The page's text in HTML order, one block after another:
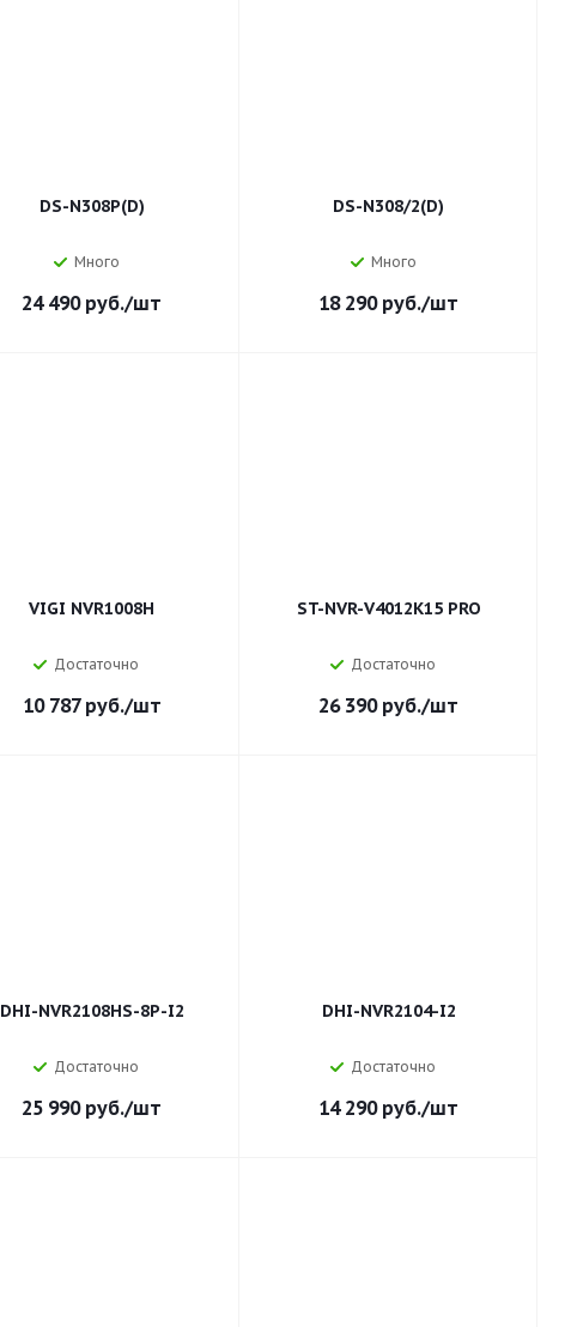
DS-N308P(D)
Много
24 490руб./шт
DS-N308/2(D)
Много
18 290руб./шт
VIGI NVR1008H
Достаточно
10 787руб./шт
ST-NVR-V4012K15 PRO
Достаточно
26 390руб./шт
DHI-NVR2108HS-8P-I2
Достаточно
25 990руб./шт
DHI-NVR2104-I2
Достаточно
14 290руб./шт